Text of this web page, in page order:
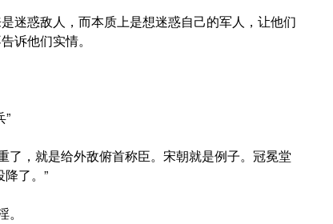
迷惑敌人，而本质上是想迷惑自己的军人，让他们
诉他们实情。
”
了，就是给外敌俯首称臣。宋朝就是例子。冠冕堂
了。”